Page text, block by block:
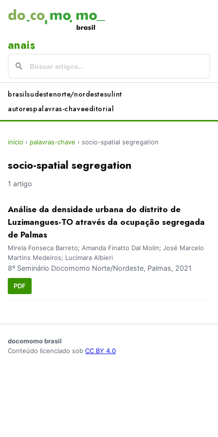
anais
brasilsudestenorte/nordestesulint
autorespalavras-chaveeditorial
início › palavras-chave › socio-spatial segregation
socio-spatial segregation
1 artigo
Análise da densidade urbana do distrito de
Luzimangues-TO através da ocupação segregada
de Palmas
Mirela Fonseca Barreto; Amanda Finatto Dal Molin; José Marcelo
Martins Medeiros; Lucimara Albieri
8º Seminário Docomomo Norte/Nordeste, Palmas, 2021
PDF
docomomo brasil
Conteúdo licenciado sob CC BY 4.0